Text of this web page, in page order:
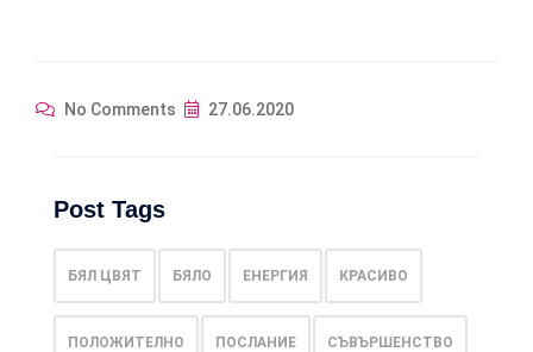
No Comments 27.06.2020
Post Tags
БЯЛ ЦВЯТ БЯЛО ЕНЕРГИЯ КРАСИВО
ПОЛОЖИТЕЛНО ПОСЛАНИЕ СЪВЪРШЕНСТВО